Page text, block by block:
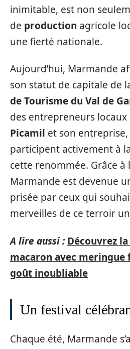
inimitable, est non
de production agricole
une fierté nationale.
Aujourd’hui, Marmande
son statut de capitale de
de Tourisme du Val de
des entrepreneurs locaux
Picamil et son entreprise,
participent activement à
cette renommée. Grâce
Marmande est devenue
prisée par ceux qui
merveilles de ce terroir
A lire aussi : Découvrez
macaron avec meringue
goût inoubliable
Un festival
Chaque été, Marmande